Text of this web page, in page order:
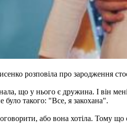
розповіла про зародження
що у нього є дружина. І він
такого: "Все, я закохана".
або вона хотіла. Тому